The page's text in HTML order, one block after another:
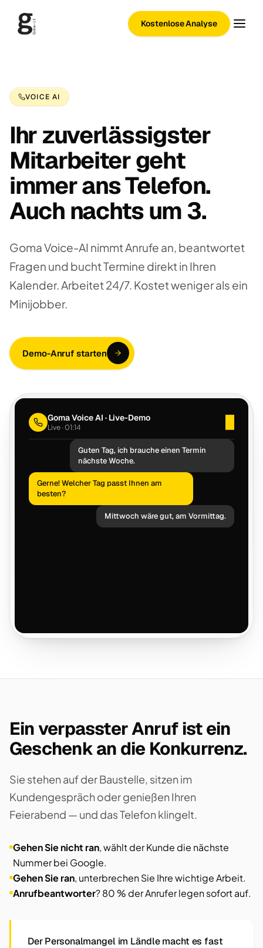
Kostenlose Analyse
VOICE AI
Ihr zuverlässigster
Mitarbeiter geht
immer ans Telefon.
Auch nachts um 3.
Goma Voice-AI nimmt Anrufe an, beantwortet
Fragen und bucht Termine direkt in Ihren
Kalender. Arbeitet 24/7. Kostet weniger als ein
Minijobber.
Demo-Anruf starten
Goma Voice AI · Live-Demo
Live · 01:21
Guten Tag, ich brauche einen Termin
nächste Woche.
Gerne! Welcher Tag passt Ihnen am
besten?
Mittwoch wäre gut, am Vormittag.
Ein verpasster Anruf ist ein
Geschenk an die Konkurrenz.
Sie stehen auf der Baustelle, sitzen im
Kundengespräch oder genießen Ihren
Feierabend — und das Telefon klingelt.
Gehen Sie nicht ran, wählt der Kunde die nächste
Nummer bei Google.
Gehen Sie ran, unterbrechen Sie Ihre wichtige Arbeit.
Anrufbeantworter? 80 % der Anrufer legen sofort auf.
Der Personalmangel im Ländle macht es fast